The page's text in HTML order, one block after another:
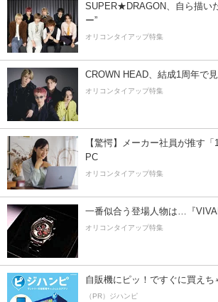
SUPER★DRAGON、自ら描い
ー”
オリコンタイアップ特集
CROWN HEAD、結成1周年で
オリコンタイアップ特集
【驚愕】メーカー社員が推す
PC
オリコンタイアップ特集
一番似合う登場人物は…『
オリコンタイアップ特集
自販機にピッ！ですぐに買えち
（PR）ジハンピ